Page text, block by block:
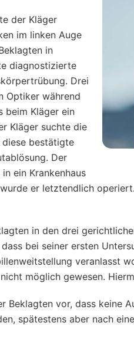
der Kläger
im linken Auge
in
diagnostizierte
Drei
Optiker während
beim Kläger ein
Kläger suchte die
bestätigte
Der
ein Krankenhaus
er letztendlich
in den drei
bei seiner ersten
veranlasst
möglich gewesen.
Beklagten vor, dass keine
spätestens aber nach